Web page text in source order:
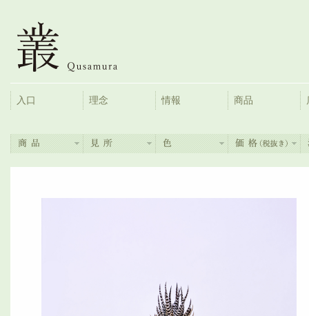
入口 理念 情報 商品